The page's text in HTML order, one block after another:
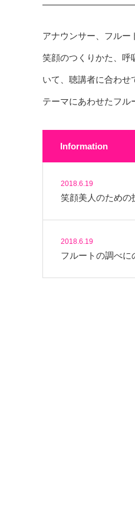
アナウンサー、フルー
笑顔のつくりかた、呼
いて、聴講者に合わせ
テーマにあわせたフル
Information
2018.6.19
笑顔美人のための
2018.6.19
フルートの調べに